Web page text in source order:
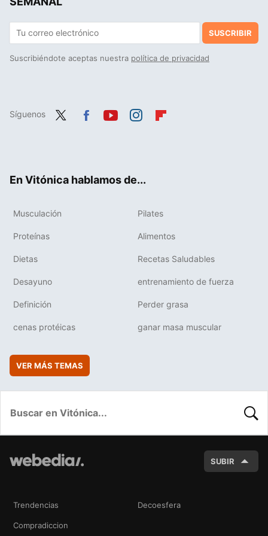
SUSCRIBIR
Suscribiéndote aceptas nuestra política de privacidad
Síguenos
En Vitónica hablamos de...
Musculación Pilates
Proteínas Alimentos
Dietas Recetas Saludables
Desayuno entrenamiento de fuerza
Definición Perder grasa
cenas protéicas ganar masa muscular
VER MÁS TEMAS
SUBIR
Trendencias Decoesfera
Compradiccion